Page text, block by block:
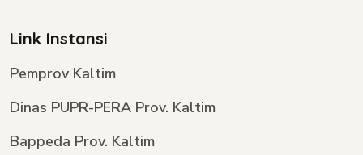
Link Instansi
Pemprov Kaltim
Dinas PUPR-PERA Prov. Kaltim
Bappeda Prov. Kaltim